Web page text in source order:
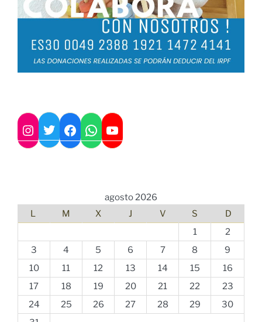
Instagram Twitter Facebook WhatsApp YouTube
agosto 2026
L
M X J V S
D
1
2
3
4 5 6 7 8
9
10
11 12 13 14 15
16
17
18 19 20 21 22
23
24
25 26 27 28 29
30